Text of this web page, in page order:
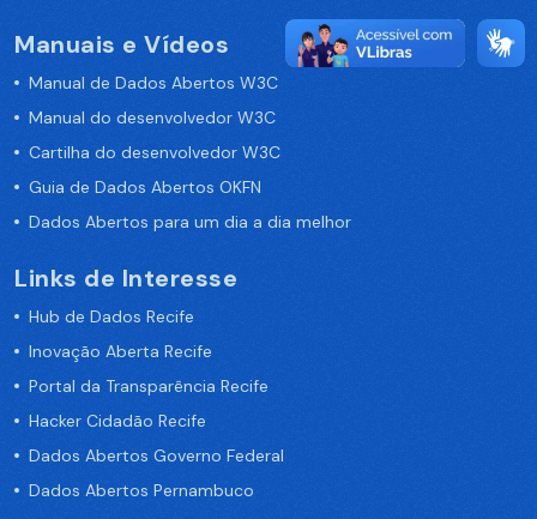
Manuais e Vídeos
Manual de Dados Abertos W3C
Manual do desenvolvedor W3C
Cartilha do desenvolvedor W3C
Guia de Dados Abertos OKFN
Dados Abertos para um dia a dia melhor
Links de Interesse
Hub de Dados Recife
Inovação Aberta Recife
Portal da Transparência Recife
Hacker Cidadão Recife
Dados Abertos Governo Federal
Dados Abertos Pernambuco